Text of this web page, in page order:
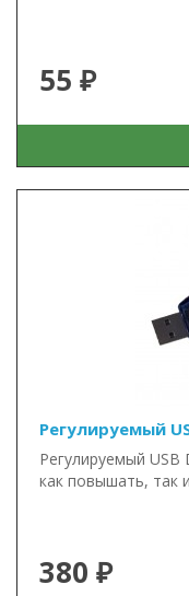
55 ₽
Регулируемый
Регулируемый
как повышать, так
380 ₽